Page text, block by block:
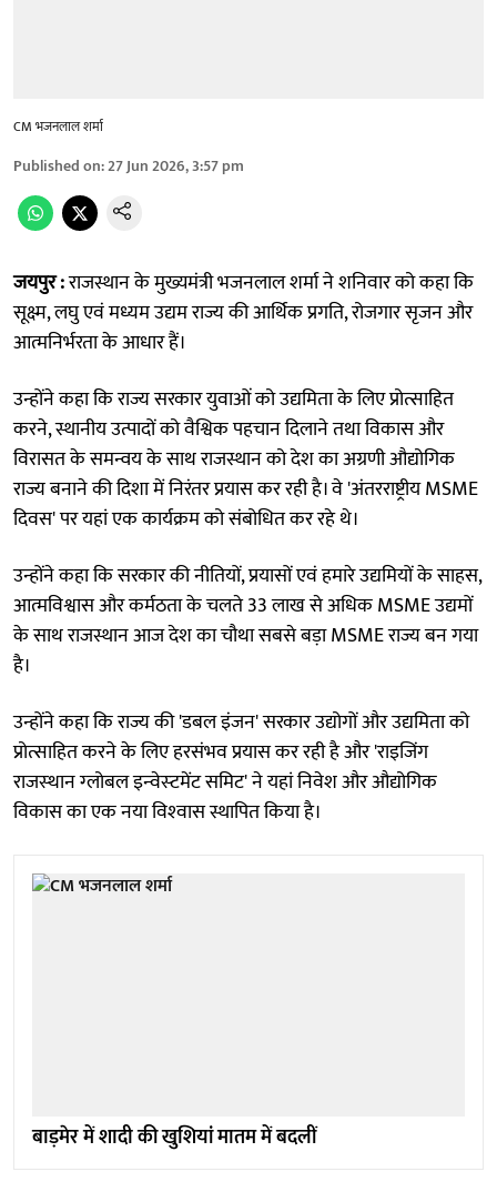
CM भजनलाल शर्मा
Published on:27 Jun 2026, 3:57 pm
जयपुर :राजस्थान के मुख्यमंत्री भजनलाल शर्मा ने शनिवार को कहा कि
सूक्ष्म, लघु एवं मध्यम उद्यम राज्य की आर्थिक प्रगति, रोजगार सृजन और
आत्मनिर्भरता के आधार हैं।
उन्होंने कहा कि राज्य सरकार युवाओं को उद्यमिता के लिए प्रोत्साहित
करने, स्थानीय उत्पादों को वैश्विक पहचान दिलाने तथा विकास और
विरासत के समन्वय के साथ राजस्थान को देश का अग्रणी औद्योगिक
राज्य बनाने की दिशा में निरंतर प्रयास कर रही है। वे 'अंतरराष्ट्रीय MSME
दिवस' पर यहां एक कार्यक्रम को संबोधित कर रहे थे।
उन्होंने कहा कि सरकार की नीतियों, प्रयासों एवं हमारे उद्यमियों के साहस,
आत्मविश्वास और कर्मठता के चलते 33 लाख से अधिक MSME उद्यमों
के साथ राजस्थान आज देश का चौथा सबसे बड़ा MSME राज्य बन गया
है।
उन्होंने कहा कि राज्य की 'डबल इंजन' सरकार उद्योगों और उद्यमिता को
प्रोत्साहित करने के लिए हरसंभव प्रयास कर रही है और 'राइजिंग
राजस्‍थान ग्‍लोबल इन्‍वेस्‍टमेंट समिट' ने यहां निवेश और औद्योगिक
विकास का एक नया विश्‍वास स्थापित किया है।
बाड़मेर में शादी की खुशियां मातम में बदलीं